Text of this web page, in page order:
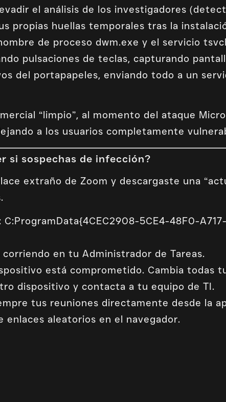
el análisis de los investigadores
propias huellas temporales tras la
de proceso dwm.exe y el servicio
pulsaciones de teclas, capturando
del portapapeles, enviando todo a un
“limpio”, al momento del ataque
a los usuarios completamente
si sospechas de infección?
extraño de Zoom y descargaste una
5CE4-48F0-A717-
en tu Administrador de Tareas.
está comprometido. Cambia todas
dispositivo y contacta a tu equipo de TI.
tus reuniones directamente desde la
enlaces aleatorios en el navegador.